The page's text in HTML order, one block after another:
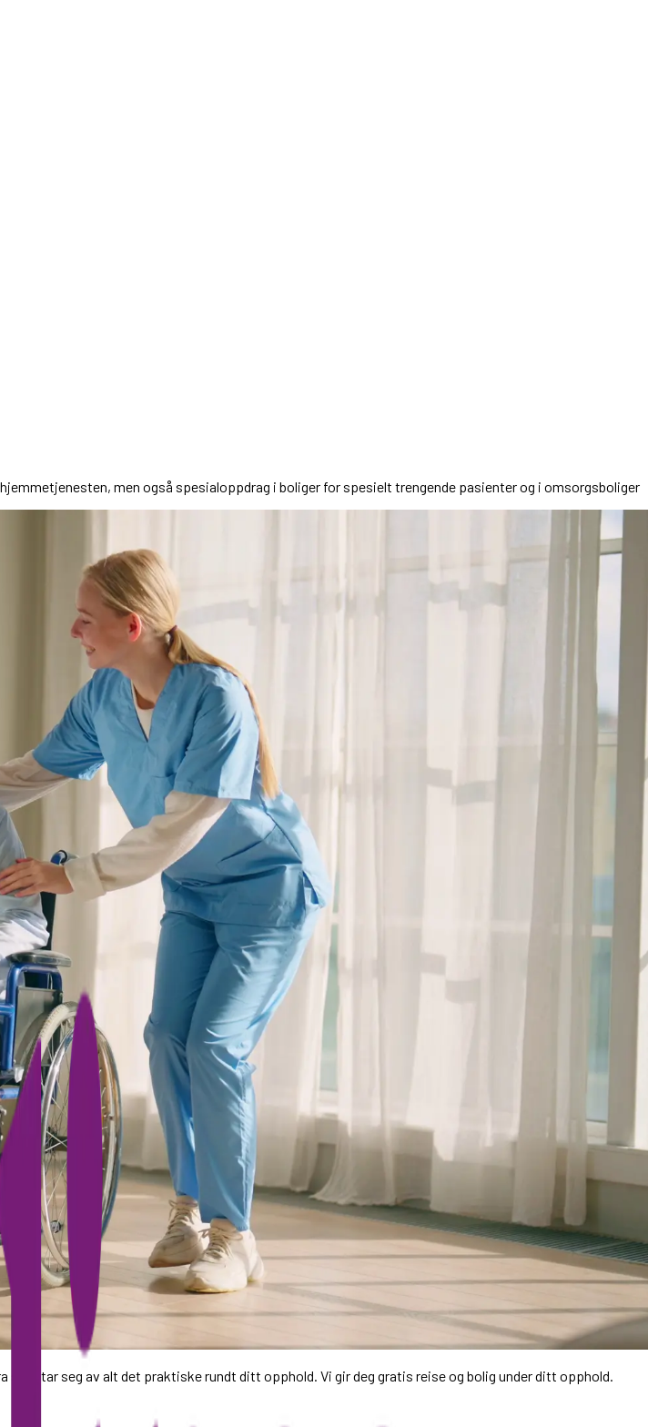
men også spesialoppdrag i boliger for spesielt trengende pasienter og i omsorgsboliger
tar seg av alt det praktiske rundt ditt opphold. Vi gir deg gratis reise og bolig under ditt opphold.